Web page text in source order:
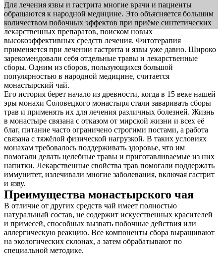
Для лечения язвы и гастрита многие врачи и пациенты
обращаются к народной медицине. Это объясняется большим
количеством побочных эффектов при приёме синтетических
лекарственных препаратов, поиском новых
высокоэффективных средств лечения. Фитотерапия
применяется при лечении гастрита и язвы уже давно. Широко
зарекомендовали себя отдельные травы и лекарственные
сборы. Одним из сборов, пользующихся большой
популярностью в народной медицине, считается
монастырский чай.
Его история берет начало из древности, когда в 15 веке нашей
эры монахи Соловецкого монастыря стали заваривать сборы
трав и применять их для лечения различных болезней. Жизнь
в монастыре связана с отказом от мирской жизни и всех её
благ, питание часто ограничено строгими постами, а работа
связана с тяжёлой физической нагрузкой. В таких условиях
монахам требовалось поддерживать здоровье, что им
помогали делать целебные травы и приготавливаемые из них
напитки. Лекарственные свойства трав помогали поддержать
иммунитет, излечивали многие заболевания, включая гастрит
и язву.
Преимущества монастырского чая
В отличие от других средств чай имеет полностью
натуральный состав, не содержит искусственных красителей
и примесей, способных вызвать побочные действия или
аллергическую реакцию. Все компоненты сбора выращивают
на экологических склонах, а затем обрабатывают по
специальной методике.